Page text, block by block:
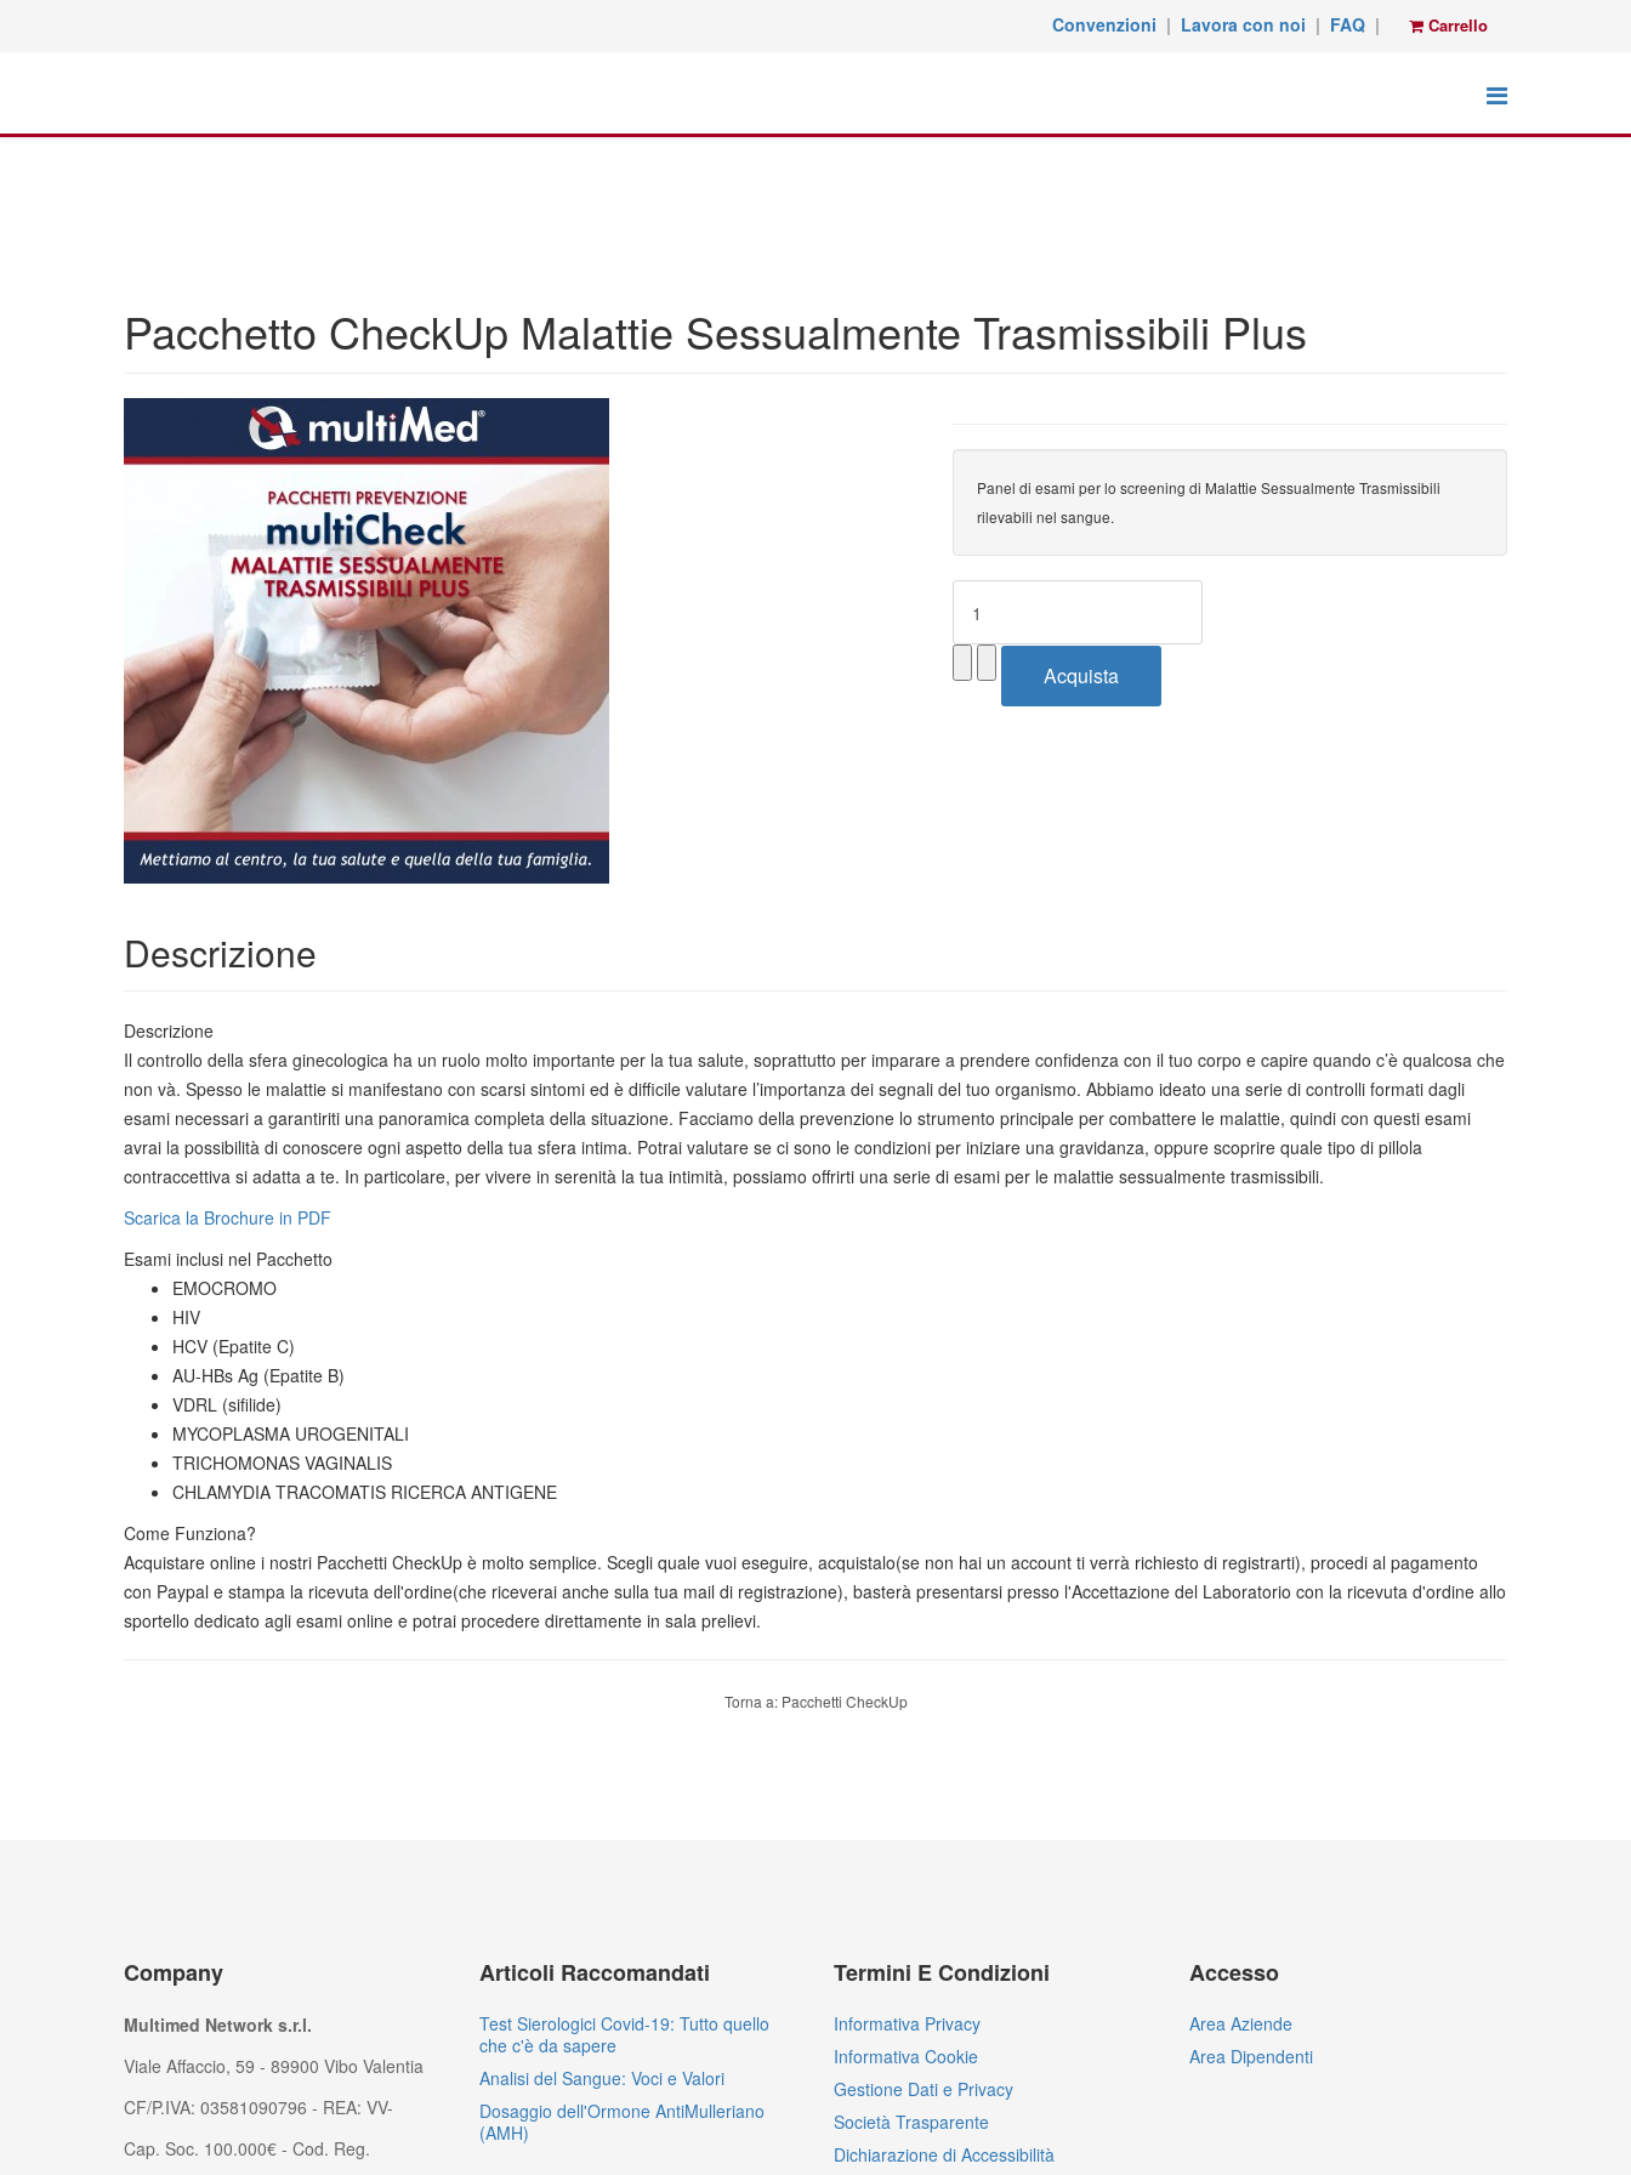
Convenzioni | Lavora con noi | FAQ | Carrello
Pacchetto CheckUp Malattie Sessualmente Trasmissibili Plus
Panel di esami per lo screening di Malattie Sessualmente Trasmissibili
rilevabili nel sangue.
Descrizione
Descrizione
Il controllo della sfera ginecologica ha un ruolo molto importante per la tua salute, soprattutto per imparare a prendere confidenza con il tuo corpo e capire quando c’è qualcosa che
non và. Spesso le malattie si manifestano con scarsi sintomi ed è difficile valutare l’importanza dei segnali del tuo organismo. Abbiamo ideato una serie di controlli formati dagli
esami necessari a garantiriti una panoramica completa della situazione. Facciamo della prevenzione lo strumento principale per combattere le malattie, quindi con questi esami
avrai la possibilità di conoscere ogni aspetto della tua sfera intima. Potrai valutare se ci sono le condizioni per iniziare una gravidanza, oppure scoprire quale tipo di pillola
contraccettiva si adatta a te. In particolare, per vivere in serenità la tua intimità, possiamo offrirti una serie di esami per le malattie sessualmente trasmissibili.
Scarica la Brochure in PDF
Esami inclusi nel Pacchetto
EMOCROMO
HIV
HCV (Epatite C)
AU-HBs Ag (Epatite B)
VDRL (sifilide)
MYCOPLASMA UROGENITALI
TRICHOMONAS VAGINALIS
CHLAMYDIA TRACOMATIS RICERCA ANTIGENE
Come Funziona?
Acquistare online i nostri Pacchetti CheckUp è molto semplice. Scegli quale vuoi eseguire, acquistalo(se non hai un account ti verrà richiesto di registrarti), procedi al pagamento
con Paypal e stampa la ricevuta dell'ordine(che riceverai anche sulla tua mail di registrazione), basterà presentarsi presso l'Accettazione del Laboratorio con la ricevuta d'ordine allo
sportello dedicato agli esami online e potrai procedere direttamente in sala prelievi.
Torna a: Pacchetti CheckUp
Company
Multimed Network s.r.l.
Viale Affaccio, 59 - 89900 Vibo Valentia
CF/P.IVA: 03581090796 - REA: VV-
Cap. Soc. 100.000€ - Cod. Reg.
Articoli Raccomandati
Test Sierologici Covid-19: Tutto quello
che c'è da sapere
Analisi del Sangue: Voci e Valori
Dosaggio dell'Ormone AntiMulleriano
(AMH)
Termini E Condizioni
Informativa Privacy
Informativa Cookie
Gestione Dati e Privacy
Società Trasparente
Dichiarazione di Accessibilità
Accesso
Area Aziende
Area Dipendenti